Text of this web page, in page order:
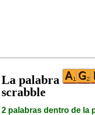
La palabra
scrabble
2 palabras dentro de la